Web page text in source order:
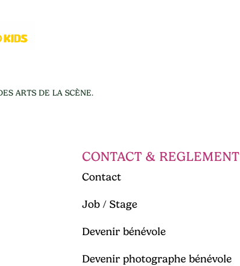
ARTS DE LA SCÈNE.
CONTACT & REGLEMENT
Contact
Job / Stage
Devenir bénévole
Devenir photographe bénévole